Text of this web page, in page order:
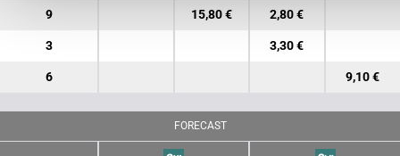
9 15,80 € 2,80 €
3 3,30 €
6 9,10 €
FORECAST